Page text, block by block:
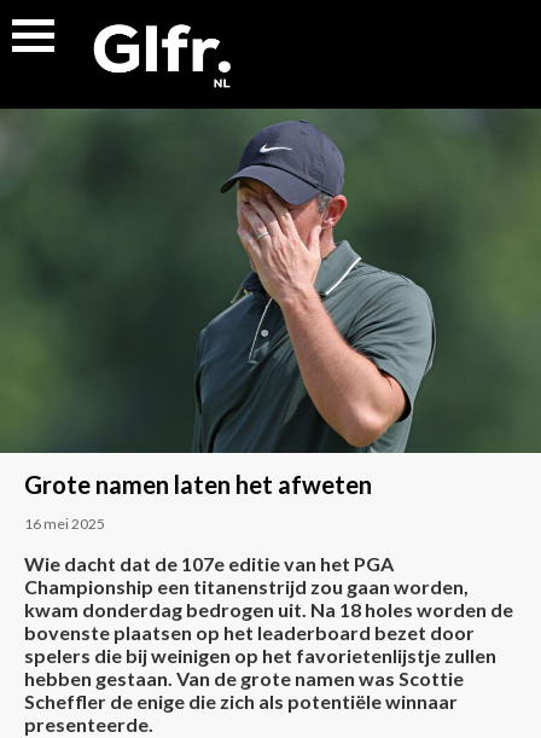
Grote namen laten het afweten
16 mei 2025
Wie dacht dat de 107e editie van het PGA
Championship een titanenstrijd zou gaan worden,
kwam donderdag bedrogen uit. Na 18 holes worden de
bovenste plaatsen op het leaderboard bezet door
spelers die bij weinigen op het favorietenlijstje zullen
hebben gestaan. Van de grote namen was Scottie
Scheffler de enige die zich als potentiële winnaar
presenteerde.